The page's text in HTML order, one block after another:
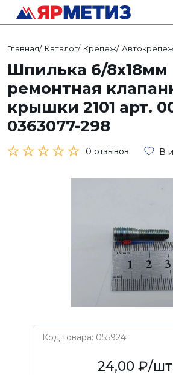
Главная/ Каталог/ Крепеж/
Шпилька 6/8х18мм
ремонтная
крышки 2101 арт.
0363077-298
0 отзывов В
Код товара: 055924
Нет бренда24,00 ₽/шт